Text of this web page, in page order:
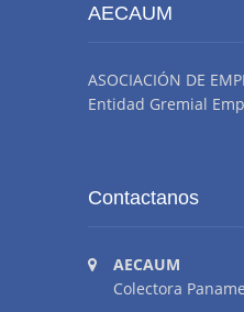
AECAUM
ASOCIACIÓN DE
Entidad Gremial
Contactanos
AECAUM
Colectora